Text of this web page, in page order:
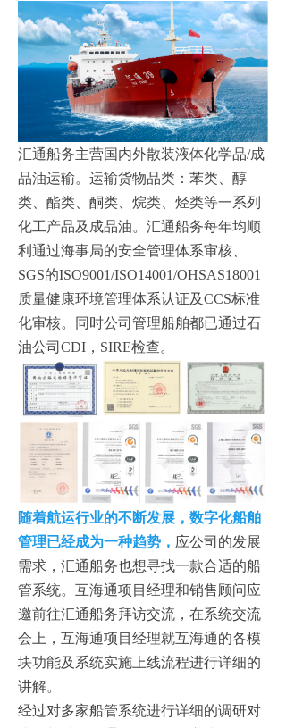
汇通船务主营国内外散装液体化学品/成
品油运输。运输货物品类：苯类、醇
类、酯类、酮类、烷类、烃类等一系列
化工产品及成品油。 汇通船务每年均顺
利通过海事局的安全管理体系审核、
SGS的ISO9001/ISO14001/OHSAS18001
质量健康环境管理体系认证及CCS标准
化审核。同时公司管理船舶都已通过石
油公司CDI，SIRE检查。
随着航运行业的不断发展，数字化船舶
管理已经成为一种趋势， 应公司的发展
需求，汇通船务也想寻找一款合适的船
管系统。互海通项目经理和销售顾问应
邀前往汇通船务拜访交流，在系统交流
会上，互海通项目经理就互海通的各模
块功能及系统实施上线流程进行详细的
讲解。
经过对多家船管系统进行详细的调研对